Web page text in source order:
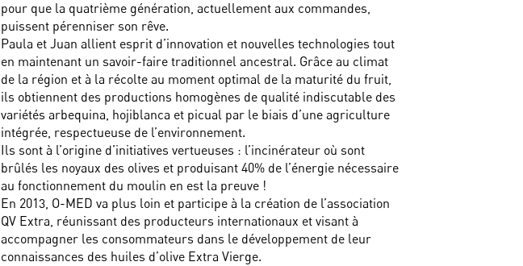
pour que la quatrième génération, actuellement aux commandes,
puissent pérenniser son rêve.
Paula et Juan allient esprit d’innovation et nouvelles technologies tout
en maintenant un savoir-faire traditionnel ancestral. Grâce au climat
de la région et à la récolte au moment optimal de la maturité du fruit,
ils obtiennent des productions homogènes de qualité indiscutable des
variétés arbequina, hojiblanca et picual par le biais d’une agriculture
intégrée, respectueuse de l’environnement.
Ils sont à l’origine d’initiatives vertueuses : l’incinérateur où sont
brûlés les noyaux des olives et produisant 40% de l’énergie nécessaire
au fonctionnement du moulin en est la preuve !
En 2013, O-MED va plus loin et participe à la création de l’association
QV Extra, réunissant des producteurs internationaux et visant à
accompagner les consommateurs dans le développement de leur
connaissances des huiles d’olive Extra Vierge.